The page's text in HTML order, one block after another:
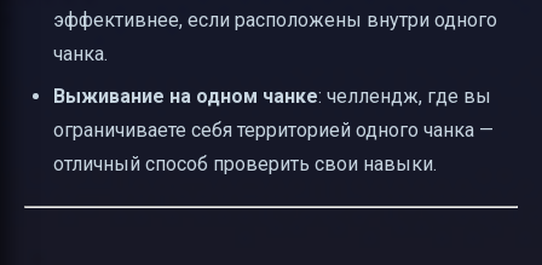
эффективнее, если расположены внутри одного
чанка.
Выживание на одном чанке: челлендж, где вы
ограничиваете себя территорией одного чанка —
отличный способ проверить свои навыки.